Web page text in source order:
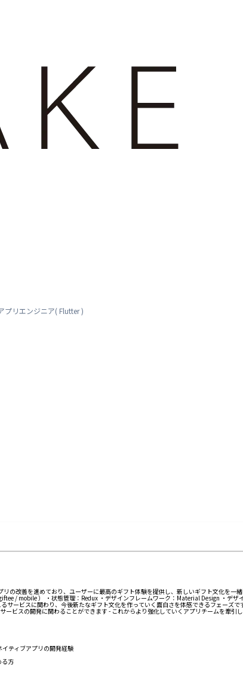
プリエンジニア( Flutter )
改善を進めており、ユーザーに最高のギフト体験を提供し、新しいギフト文化を一
/ mobile ） ・状態管理：Redux ・デザインフレームワーク：Material Design ・デ
ビスに関わり、今後新たなギフト文化を作っていく面白さを体感できるフェーズで
ビスの開発に関わることができます - これからより強化していくアプリチームを牽引
ティブアプリの開発経験
る方